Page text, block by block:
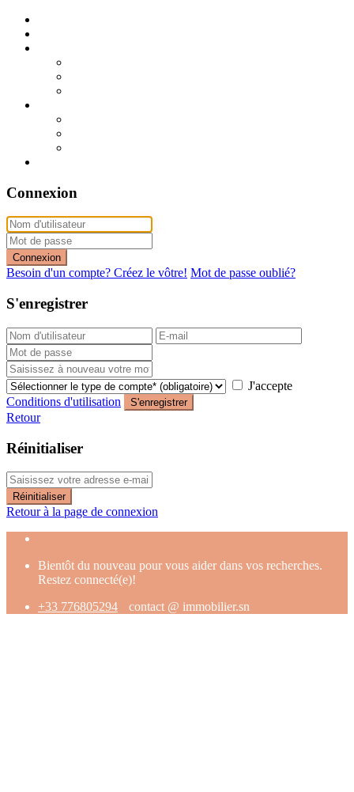
Connexion
Connexion
Besoin d'un compte? Créez le vôtre! Mot de passe oublié?
S'enregistrer
J'accepte
Conditions d'utilisation
S'enregistrer
Retour
Réinitialiser
Réinitialiser
Retour à la page de connexion
Bientôt du nouveau pour vous aider dans vos recherches.
Restez connecté(e)!
+33 776805294
contact @ immobilier.sn